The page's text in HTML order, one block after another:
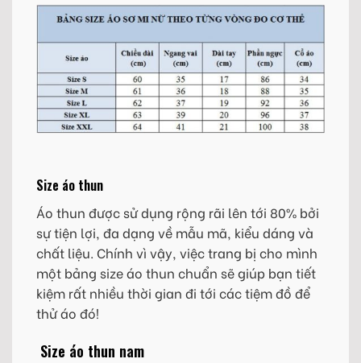
Size áo thun
Áo thun được sử dụng rộng rãi lên tới 80% bởi
sự tiện lợi, đa dạng về mẫu mã, kiểu dáng và
chất liệu. Chính vì vậy, việc trang bị cho mình
một bảng size áo thun chuẩn sẽ giúp bạn tiết
kiệm rất nhiều thời gian đi tới các tiệm đồ để
thử áo đó!
Size áo thun nam